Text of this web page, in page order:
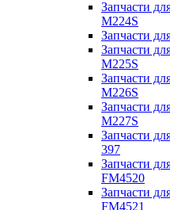
Запчасти
M224S
Запчасти
Запчасти
M225S
Запчасти
M226S
Запчасти
M227S
Запчасти
397
Запчасти
FM4520
Запчасти
FM4521